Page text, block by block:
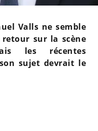
Valls ne semble
sur la scène
les récentes
sujet devrait le